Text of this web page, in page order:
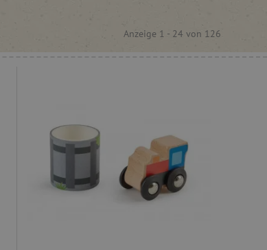
Anzeige 1 - 24 von 126